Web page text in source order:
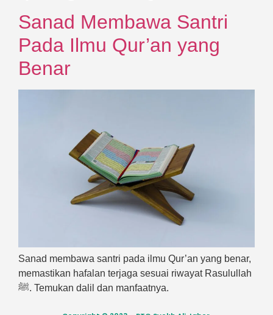
Sanad Membawa Santri
Pada Ilmu Qur’an yang
Benar
Sanad membawa santri pada ilmu Qur’an yang benar,
memastikan hafalan terjaga sesuai riwayat Rasulullah
ﷺ. Temukan dalil dan manfaatnya.